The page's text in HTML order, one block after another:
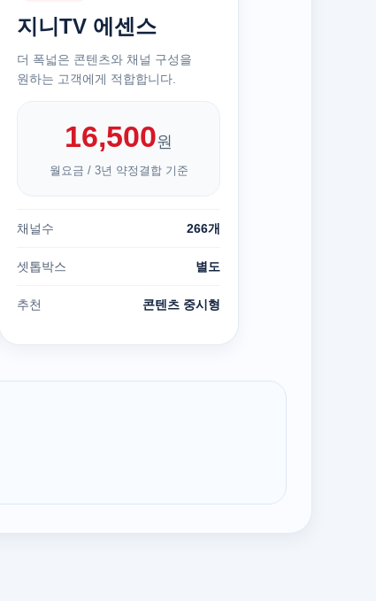
지니TV 에센스
더 폭넓은 콘텐츠와 채널 구성을
원하는 고객에게 적합합니다.
16,500원
월요금 / 3년 약정결합 기준
채널수 266개
셋톱박스 별도
추천 콘텐츠 중시형